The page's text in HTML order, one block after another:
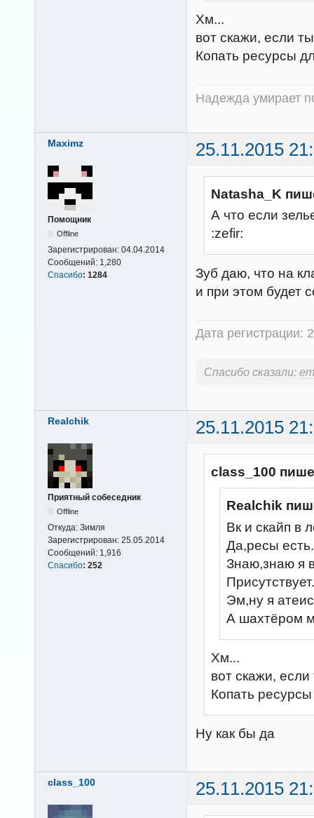
Хм...
вот скажи, если
Копать ресурсы
Надежда умирает
Maximz 25.11.2015
Помощник
Offline
Зарегистрирован: 04.04.2014
Сообщений: 1,280
Спасибо: 1284
Natasha_K
А что если
:zefir:
Зуб даю, что на
и при этом будет
Дата регистрации:
Спасибо сказали:
Realchik 25.11.2015
Приятный собеседник
Offline
Откуда: Зимля
Зарегистрирован: 25.05.2014
Сообщений: 1,916
Спасибо: 252
class_100
Realchik
Вк и скайп в
Да,ресы есть.
Знаю,знаю я
Присутствует.
Эм,ну я
А шахтёром
Хм...
вот скажи,
Копать
Ну как бы да
class_100 25.11.2015